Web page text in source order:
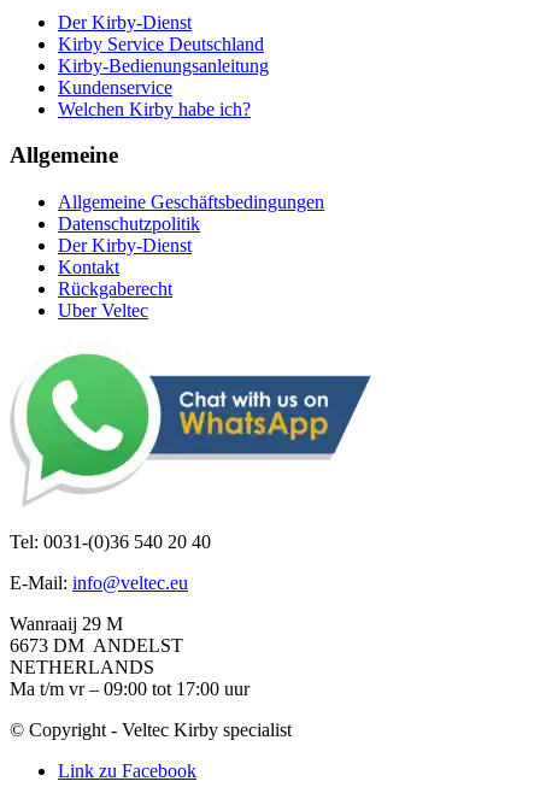
Der Kirby-Dienst
Kirby Service Deutschland
Kirby-Bedienungsanleitung
Kundenservice
Welchen Kirby habe ich?
Allgemeine
Allgemeine Geschäftsbedingungen
Datenschutzpolitik
Der Kirby-Dienst
Kontakt
Rückgaberecht
Uber Veltec
Tel: 0031-(0)36 540 20 40
E-Mail: info@veltec.eu
Wanraaij 29 M
6673 DM ANDELST
NETHERLANDS
Ma t/m vr – 09:00 tot 17:00 uur
© Copyright - Veltec Kirby specialist
Link zu Facebook